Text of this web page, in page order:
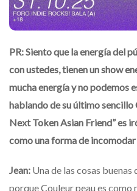
PR: Siento que la energía del
con ustedes, tienen un show
mucha energía y no podemos
hablando de su último
Next Token Asian Friend” es
como una forma de
Jean: Una de las cosas
porque Couleur peau es como